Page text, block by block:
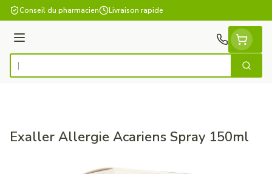
Aller au contenu
Conseil du pharmacien Livraison rapide
Menu
Rechercher
Exaller Allergie Acariens Spray 150ml